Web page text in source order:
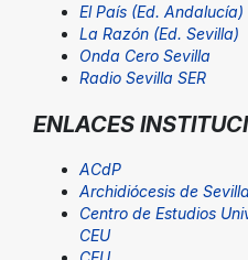
El País (Ed. Andalucía)
La Razón (Ed. Sevilla)
Onda Cero Sevilla
Radio Sevilla SER
ENLACES
ACdP
Archidiócesis de Sevilla
Centro de Estudios
CEU